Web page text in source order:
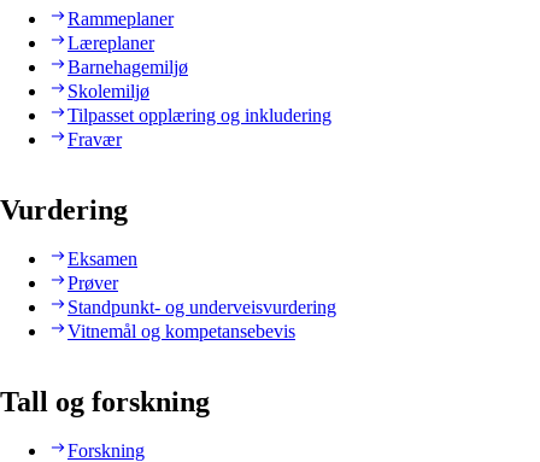
Rammeplaner
Læreplaner
Barnehagemiljø
Skolemiljø
Tilpasset opplæring og inkludering
Fravær
Vurdering
Eksamen
Prøver
Standpunkt- og underveisvurdering
Vitnemål og kompetansebevis
Tall og forskning
Forskning